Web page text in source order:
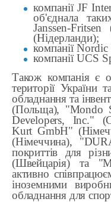
компанії JF
об'єднала
Janssen-
(Нідерланди);
компанії
компанії
Також компанія є
території України
обладнання та
(Польща), "Mondo
Developers, Inc."
Kurt GmbH"
(Німеччина),
покриттів для
(Швейцарія) та
активно
іноземними
обладнання для